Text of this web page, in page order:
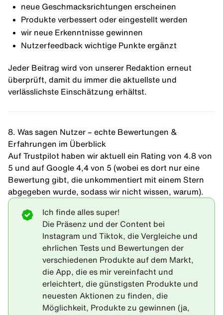
neue Geschmacksrichtungen erscheinen
Produkte verbessert oder eingestellt werden
wir neue Erkenntnisse gewinnen
Nutzerfeedback wichtige Punkte ergänzt
Jeder Beitrag wird von unserer Redaktion erneut
überprüft, damit du immer die aktuellste und
verlässlichste Einschätzung erhältst.
8. Was sagen Nutzer – echte Bewertungen &
Erfahrungen im Überblick
Auf Trustpilot haben wir aktuell ein Rating von 4.8 von
5 und auf Google 4,4 von 5 (wobei es dort nur eine
Bewertung gibt, die unkommentiert mit einem Stern
abgegeben wurde, sodass wir nicht wissen, warum).
Ich finde alles super!
Die Präsenz und der Content bei
Instagram und Tiktok, die Vergleiche und
ehrlichen Tests und Bewertungen der
verschiedenen Produkte auf dem Markt,
die App, die es mir vereinfacht und
erleichtert, die günstigsten Produkte und
neuesten Aktionen zu finden, die
Möglichkeit, Produkte zu gewinnen (ja,